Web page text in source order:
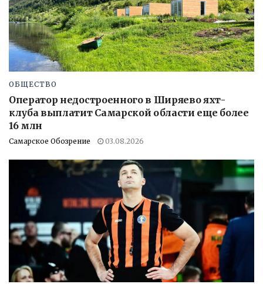
ОБЩЕСТВО
Оператор недостроенного в Ширяево яхт-
клуба выплатит Самарской области еще более
16 млн
Самарское Обозрение 03.08.2026